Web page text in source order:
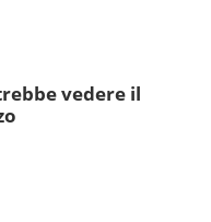
vedere il